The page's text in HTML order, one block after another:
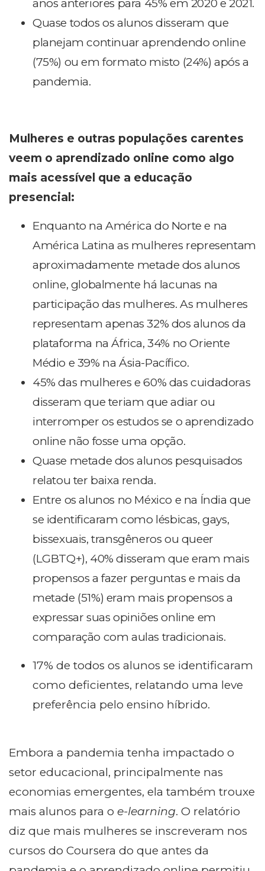
anos anteriores para 45% em 2020 e 2021.
Quase todos os alunos disseram que
planejam continuar aprendendo online
(75%) ou em formato misto (24%) após a
pandemia.
Mulheres e outras populações carentes
veem o aprendizado online como algo
mais acessível que a educação
presencial:
Enquanto na América do Norte e na
América Latina as mulheres representam
aproximadamente metade dos alunos
online, globalmente há lacunas na
participação das mulheres. As mulheres
representam apenas 32% dos alunos da
plataforma na África, 34% no Oriente
Médio e 39% na Ásia-Pacífico.
45% das mulheres e 60% das cuidadoras
disseram que teriam que adiar ou
interromper os estudos se o aprendizado
online não fosse uma opção.
Quase metade dos alunos pesquisados
relatou ter baixa renda.
Entre os alunos no México e na Índia que
se identificaram como lésbicas, gays,
bissexuais, transgêneros ou queer
(LGBTQ+), 40% disseram que eram mais
propensos a fazer perguntas e mais da
metade (51%) eram mais propensos a
expressar suas opiniões online em
comparação com aulas tradicionais.
17% de todos os alunos se identificaram
como deficientes, relatando uma leve
preferência pelo ensino híbrido.
Embora a pandemia tenha impactado o
setor educacional, principalmente nas
economias emergentes, ela também trouxe
mais alunos para o e-learning. O relatório
diz que mais mulheres se inscreveram nos
cursos do Coursera do que antes da